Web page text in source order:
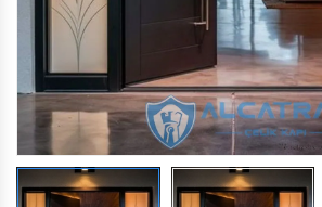
ÇELIK VILLA KAPISI
VILLA KAPISI
ÇELIK VILLA KAPISI
VILLA KAPISI